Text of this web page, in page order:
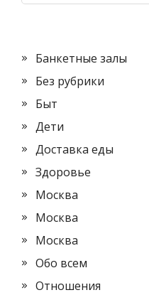
Банкетные залы
Без рубрики
Быт
Дети
Доставка еды
Здоровье
Москва
Москва
Москва
Обо всем
Отношения